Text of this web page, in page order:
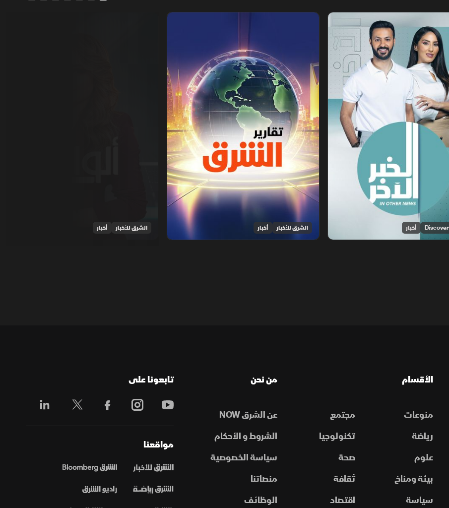
أخبار
تقارير الشرق
الشرق للأخبار أخبار الشرق للأخبار أخبار
الأقسام
منوعات
مجتمع
رياضة
تكنولوجيا
علوم
صحة
بيئة ومناخ
ثقافة
سياسة
اقتصاد
من نحن
عن الشرق NOW
الشروط و الأحكام
سياسة الخصوصية
منصاتنا
الوظائف
تابعونا على
مواقعنا